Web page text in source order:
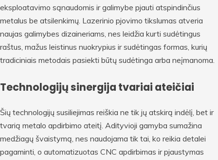
eksploatavimo sąnaudomis ir galimybe pjauti atspindinčius
metalus be atsilenkimų. Lazerinio pjovimo tikslumas atveria
naujas galimybes dizaineriams, nes leidžia kurti sudėtingus
raštus, mažus leistinus nuokrypius ir sudėtingas formas, kurių
tradiciniais metodais pasiekti būtų sudėtinga arba neįmanoma.
Technologijų sinergija tvariai ateičiai
Šių technologijų susiliejimas reiškia ne tik jų atskirą indėlį, bet ir
tvarią metalo apdirbimo ateitį. Adityvioji gamyba sumažina
medžiagų švaistymą, nes naudojama tik tai, ko reikia detalei
pagaminti, o automatizuotas CNC apdirbimas ir pjaustymas